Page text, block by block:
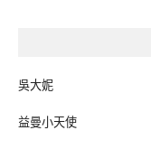
吳大妮
益曼小天使